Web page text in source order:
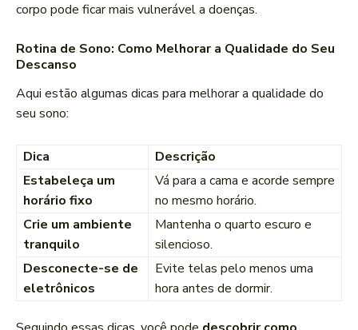
corpo pode ficar mais vulnerável a doenças.
Rotina de Sono: Como Melhorar a Qualidade do Seu
Descanso
Aqui estão algumas dicas para melhorar a qualidade do
seu sono:
Dica
Descrição
Estabeleça um
horário fixo
Vá para a cama e acorde sempre
no mesmo horário.
Crie um ambiente
tranquilo
Mantenha o quarto escuro e
silencioso.
Desconecte-se de
eletrônicos
Evite telas pelo menos uma
hora antes de dormir.